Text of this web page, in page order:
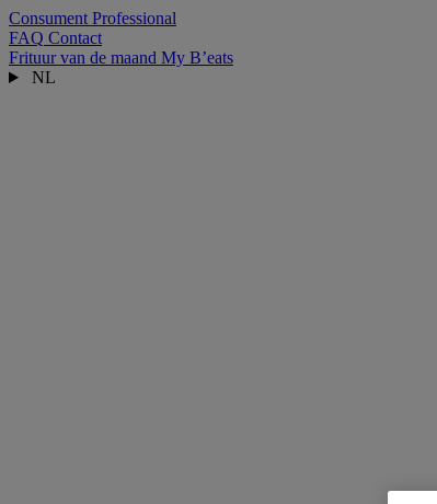
Consument Professional
FAQ Contact
Frituur van de maand My B’eats
NL